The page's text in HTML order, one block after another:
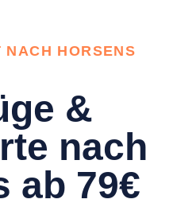
NACH HORSENS
&
nach
ab 79€